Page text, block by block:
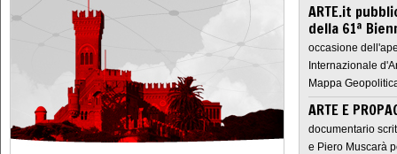
ARTE.it
della 61ª
occasione
Internazionale
Mappa
ARTE E
documentario
e Piero Muscarà